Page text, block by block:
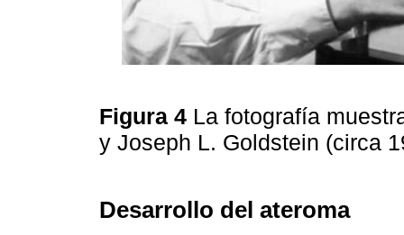
Figura 4 La fotografía
y Joseph L. Goldstein (circa
Desarrollo del ateroma